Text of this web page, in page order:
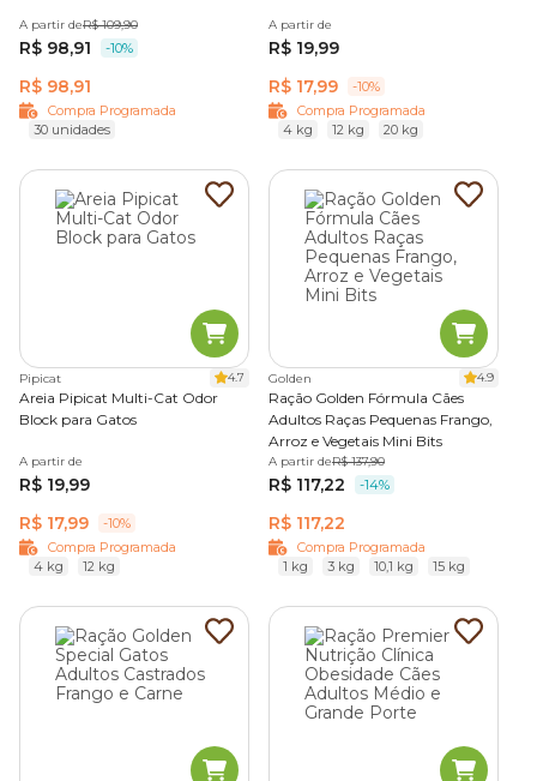
A partir deR$ 109,90
R$ 98,91 -10%
R$ 98,91
Compra Programada
30 unidades
A partir de
R$ 19,99
R$ 17,99
-10%
Compra Programada
4 kg
12 kg 20 kg
Pipicat 4.7
Areia Pipicat Multi-Cat Odor
Block para Gatos
A partir de
R$ 19,99
R$ 17,99
-10%
Compra Programada
4 kg
12 kg
Golden 4.9
Ração Golden Fórmula Cães
Adultos Raças Pequenas Frango,
Arroz e Vegetais Mini Bits
A partir deR$ 137,90
R$ 117,22 -14%
R$ 117,22
Compra Programada
1 kg
3 kg 10,1 kg 15 kg